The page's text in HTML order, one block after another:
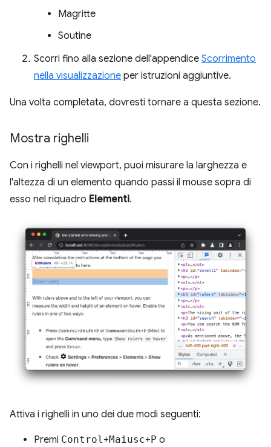
Magritte
Soutine
Scorri fino alla sezione dell'appendice Scorrimento
nella visualizzazione per istruzioni aggiuntive.
Una volta completata, dovresti tornare a questa sezione.
Mostra righelli
Con i righelli nel viewport, puoi misurare la larghezza e
l'altezza di un elemento quando passi il mouse sopra di
esso nel riquadro Elementi.
Attiva i righelli in uno dei due modi seguenti:
Premi Control+Maiusc+ P o